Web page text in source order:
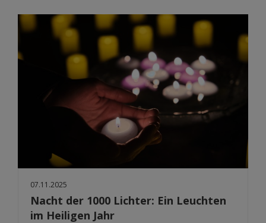
Aug 2026
Jul 2026
Jun 2026
Mai 2026
Apr 2026
Mär 2026
Feb 2026
07.11.2025
Nacht der 1000 Lichter: Ein Leuchten
im Heiligen Jahr